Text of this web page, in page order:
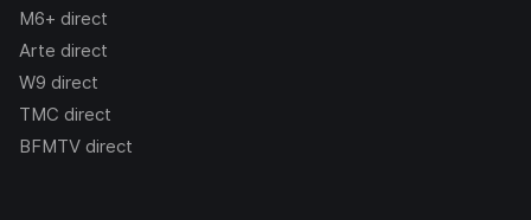
M6+ direct
Arte direct
W9 direct
TMC direct
BFMTV direct